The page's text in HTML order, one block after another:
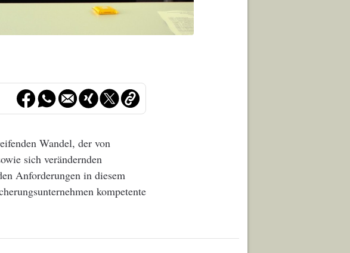
Wandel, der von
sich verändernden
Anforderungen in diesem
kompetente